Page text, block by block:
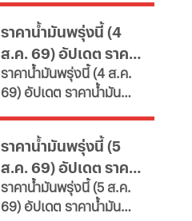
ด้านสาลิกาดงปัดข้อเสนอ
แรกจาก อาร์เซนอล ในการ
ล่าตัว "กิมาไรส์" ขณะที่ โค
โม่ ปิดดีล "ชาโลบาห์"
ราคาน้ำมันพรุ่งนี้ (4
ส.ค. 69) อัปเดต ราคา
น้ำมันล่าสุด จากปั๊ม
ใหญ่
ราคาน้ำมันพรุ่งนี้ (4 ส.ค.
69) อัปเดต ราคาน้ำมัน
ขนาดใหญ่ มีทั้งราคาน้ำมัน
ดีเซล เบนซิน และ แก๊สโซ
ฮอล์
ราคาน้ำมันพรุ่งนี้ (5
ส.ค. 69) อัปเดต ราคา
น้ำมันล่าสุด จากปั๊ม
ใหญ่
ราคาน้ำมันพรุ่งนี้ (5 ส.ค.
69) อัปเดต ราคาน้ำมัน